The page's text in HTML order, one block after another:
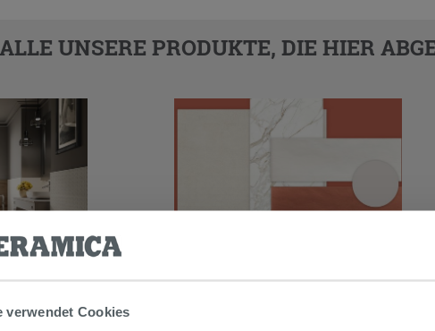
verwendet Cookies
UNSERE PRODUKTE, DIE HIER